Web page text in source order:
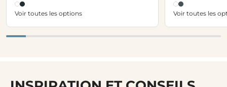
Voir toutes les options Voir toutes les